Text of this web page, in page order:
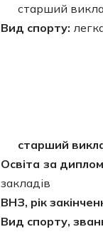
старший
Вид спорту:
старший
Освіта за
закладів
ВНЗ, рік
Вид спорту,